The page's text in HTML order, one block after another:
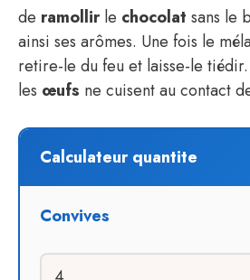
de ramollirle chocolat sans le
ainsi ses arômes. Une fois le
retire-le du feu et laisse-le
les œufs ne cuisent au contact
Calculateur quantite
Convives